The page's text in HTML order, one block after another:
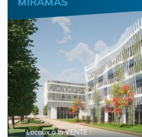
Locaux à la VENTE :